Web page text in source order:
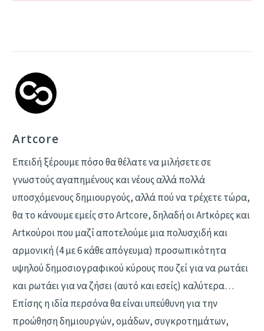
Artcore
Επειδή ξέρουμε πόσο θα θέλατε να μιλήσετε σε
γνωστούς αγαπημένους και νέους αλλά πολλά
υποσχόμενους δημιουργούς, αλλά πού να τρέχετε τώρα,
θα το κάνουμε εμείς στο Artcore, δηλαδή οι Αrtκόρες και
Artκούροι που μαζί αποτελούμε μια πολυσχιδή και
αρμονική (4 με 6 κάθε απόγευμα) προσωπικότητα
υψηλού δημοσιογραφικού κύρους που ζεί για να ρωτάει
και ρωτάει για να ζήσει (αυτό και εσείς) καλύτερα…
Επίσης η ιδία περσόνα θα είναι υπεύθυνη για την
προώθηση δημιουργών, ομάδων, συγκροτημάτων,